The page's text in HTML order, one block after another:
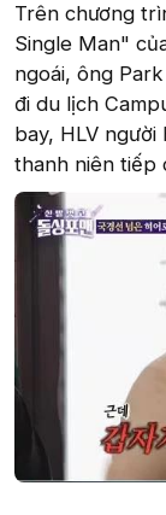
Trên chương
Single Man"
ngoái, ông
đi du lịch
bay, HLV
thanh niên tiếp